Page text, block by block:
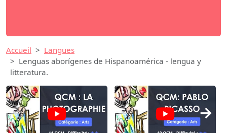
Accueil
Langues
Lenguas aborígenes de Hispanoamérica - lengua y
litteratura.
→